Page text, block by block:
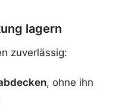
lagern
zuverlässig:
, ohne ihn